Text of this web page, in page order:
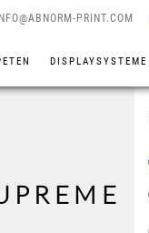
INFO@ABNORM-PRINT.COM
DISPLAYSYSTEME